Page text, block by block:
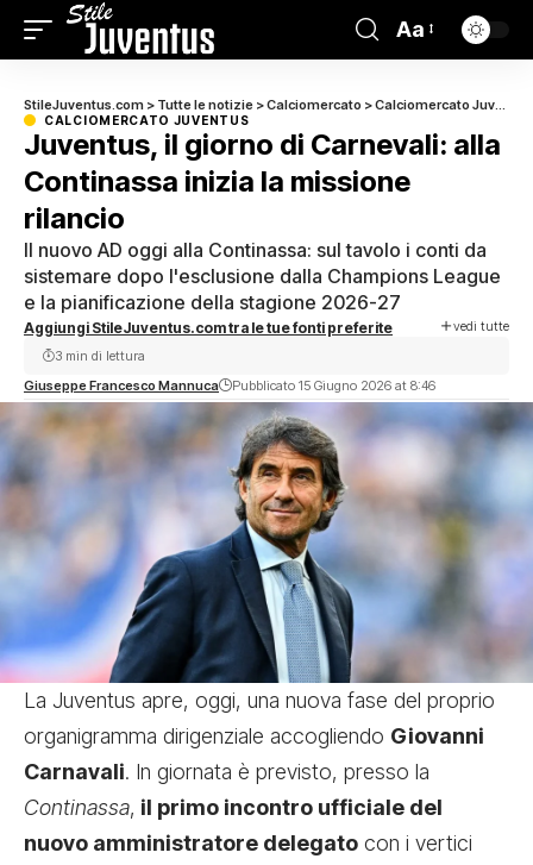
Aa
StileJuventus.com > Tutte le notizie >Calciomercato >Calciomercato Juventus
CALCIOMERCATO JUVENTUS
Juventus, il giorno di Carnevali: alla
Continassa inizia la missione
rilancio
Il nuovo AD oggi alla Continassa: sul tavolo i conti da
sistemare dopo l'esclusione dalla Champions League
e la pianificazione della stagione 2026-27
Aggiungi StileJuventus.com tra le tue fonti preferite vedi tutte
Giuseppe Francesco Mannuca Pubblicato 15 Giugno 2026 at 8:46
3 min di lettura
La Juventus apre, oggi, una nuova fase del proprio
organigramma dirigenziale accogliendo Giovanni
Carnavali. In giornata è previsto, presso la
Continassa, il primo incontro ufficiale del
nuovo amministratore delegato con i vertici